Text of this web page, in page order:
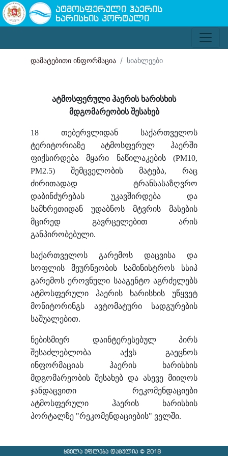
ატმოსფერული ჰაერის
ხარისხის პორტალი
დამატებითი ინფორმაცია სიახლეები
ატმოსფერული ჰაერის ხარისხის
მდგომარეობის შესახებ
18 თებერვლიდან საქართველოს
ტერიტორიაზე ატმოსფერულ ჰაერში
ფიქსირდება მყარი ნაწილაკების (PM10,
PM2.5) შემცველობის მატება, რაც
ძირითადად ტრანსასაზღვრო
დაბინძურებას უკავშირდება და
სამხრეთიდან უდაბნოს მტვრის მასების
მცირედ გავრცელებით არის
განპირობებული.
საქართველოს გარემოს დაცვისა და
სოფლის მეურნეობის სამინისტროს სსიპ
გარემოს ეროვნული სააგენტო აგრძელებს
ატმოსფერული ჰაერის ხარისხის უწყვეტ
მონიტორინგს ავტომატური სადგურების
საშუალებით.
ნებისმიერ დაინტერესებულ პირს
შესაძლებლობა აქვს გაეცნოს
ინფორმაციას ჰაერის ხარისხის
მდგომარეობის შესახებ და ასევე მიიღოს
ჯანდაცვითი რეკომენდაციები
ატმოსფერული ჰაერის ხარისხის
პორტალზე "რეკომენდაციების" ველში.
ყველა უფლება დაცულია © 2018